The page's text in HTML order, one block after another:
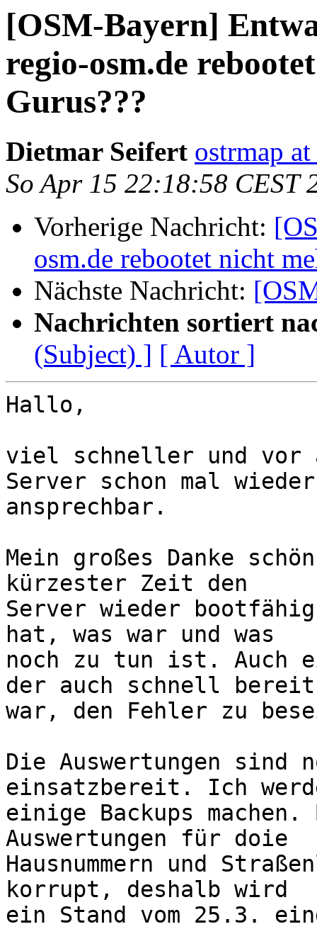
[OSM-Bayern]
regio-osm.de
Gurus???
Dietmar Seifert ostrmap
So Apr 15 22:18:58 CEST
Vorherige Nachricht:
osm.de rebootet nicht
Nächste Nachricht:
Nachrichten sortiert
(Subject) ] [ Autor ]
Hallo,
viel schneller und
Server schon mal wieder
ansprechbar.
Mein großes Danke
kürzester Zeit den
Server wieder
hat, was war und was
noch zu tun ist. Auch
der auch schnell bereit
war, den Fehler zu
Die Auswertungen sind
einsatzbereit. Ich
einige Backups
Auswertungen für doie
Hausnummern und
korrupt, deshalb wird
ein Stand vom 25.3.